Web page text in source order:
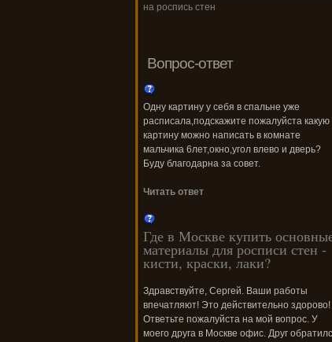
на роспись стен
Вопрос-ответ
Одну картину у себя в спальне уже
расписала,подскажите пожалуйста какую
картину можно написать в комнате
мальчика 6лет,окно,угол влево и дверь?
Буду благодарна за совет.
Читать ответ
Где в Москве купить
материалы для росписи стен -
кисти, краски, лаки?
Здравствуйте, Сергей. Ваши работы
впечатляют! Это действительно здорово!
Ответьте пожалуйста на мой вопрос. У
моего друга в Москве офис. Друг